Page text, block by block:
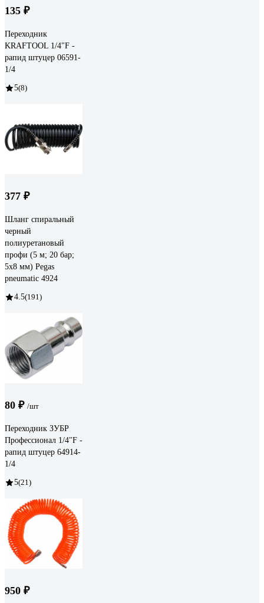
135 ₽
Переходник
KRAFTOOL 1/4"F -
рапид штуцер 06591-
1/4
5(8)
377 ₽
Шланг спиральный
черный
полиуретановый
профи (5 м; 20 бар;
5х8 мм) Pegas
pneumatic 4924
4.5(191)
80 ₽ /шт
Переходник ЗУБР
Профессионал 1/4"F -
рапид штуцер 64914-
1/4
5(21)
950 ₽